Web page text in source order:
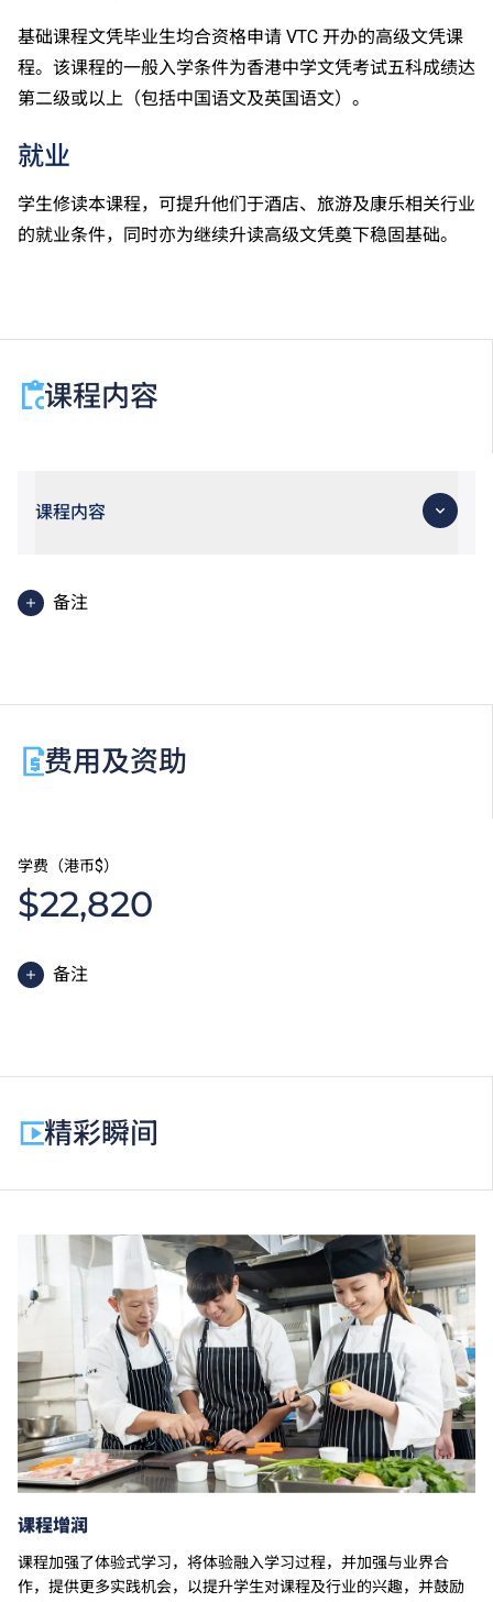
基础课程文凭毕业生均合资格申请 VTC 开办的高级文凭课
程。该课程的一般入学条件为香港中学文凭考试五科成绩达
第二级或以上（包括中国语文及英国语文）。
就业
学生修读本课程，可提升他们于酒店、旅游及康乐相关行业
的就业条件，同时亦为继续升读高级文凭奠下稳固基础。
课程内容
课程内容
备注
科第 2 级或以上成绩的 VTC 高级文凭课程或香港公务
费用及资助
学费（港币$）
$22,820
备注
除学费外，学生须缴交其他费用如保证金及学生会年
为增强对学生的学习支援，学院或会要求部分学生修读
（三）」，需另缴学费。
学费水平会每年检讨。
以上资料只适用于本地学生 。
精彩瞬间
课程增润
课程加强了体验式学习，将体验融入学习过程，并加强与业界合
作，提供更多实践机会，以提升学生对课程及行业的兴趣，并鼓励